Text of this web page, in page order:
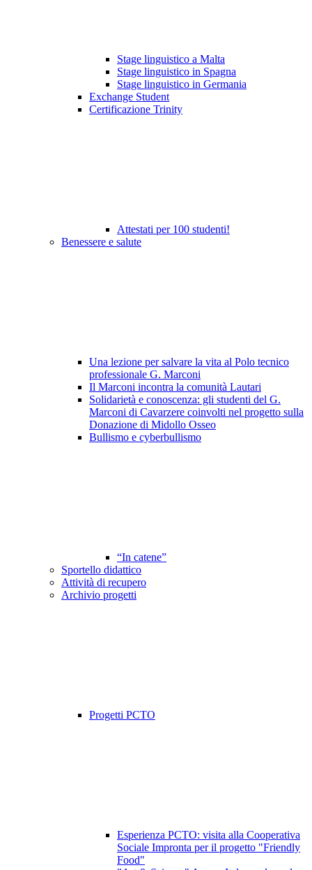
Stage linguistico a Malta
Stage linguistico in Spagna
Stage linguistico in Germania
Exchange Student
Certificazione Trinity
Attestati per 100 studenti!
Benessere e salute
Una lezione per salvare la vita al Polo tecnico
professionale G. Marconi
Il Marconi incontra la comunità Lautari
Solidarietà e conoscenza: gli studenti del G.
Marconi di Cavarzere coinvolti nel progetto sulla
Donazione di Midollo Osseo
Bullismo e cyberbullismo
“In catene”
Sportello didattico
Attività di recupero
Archivio progetti
Progetti PCTO
Esperienza PCTO: visita alla Cooperativa
Sociale Impronta per il progetto "Friendly
Food"